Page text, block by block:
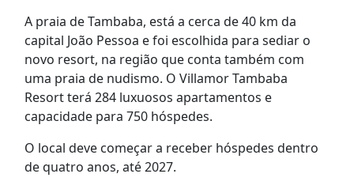
A praia de Tambaba, está a cerca de 40 km da
capital João Pessoa e foi escolhida para sediar o
novo resort, na região que conta também com
uma praia de nudismo. O Villamor Tambaba
Resort terá 284 luxuosos apartamentos e
capacidade para 750 hóspedes.
O local deve começar a receber hóspedes dentro
de quatro anos, até 2027.